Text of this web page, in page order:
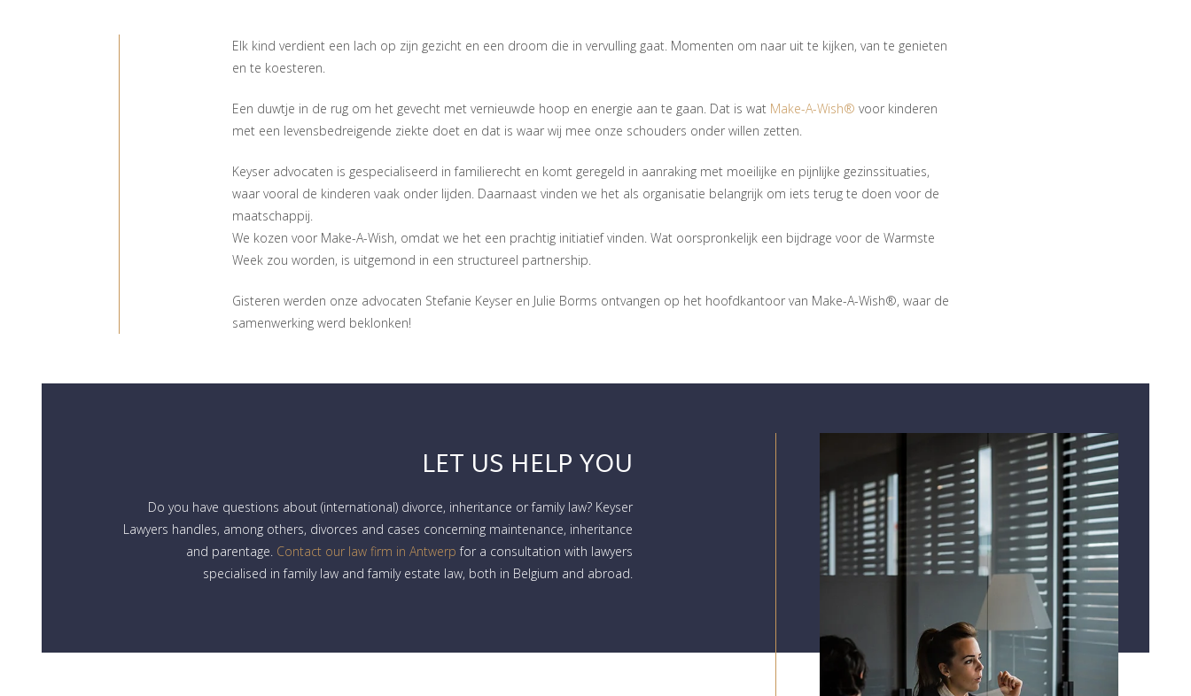
Elk kind verdient een lach op zijn gezicht en een droom die in vervulling gaat. Momenten om naar uit te kijken, van te genieten
en te koesteren.
Een duwtje in de rug om het gevecht met vernieuwde hoop en energie aan te gaan. Dat is wat Make-A-Wish® voor kinderen
met een levensbedreigende ziekte doet en dat is waar wij mee onze schouders onder willen zetten.
Keyser advocaten is gespecialiseerd in familierecht en komt geregeld in aanraking met moeilijke en pijnlijke gezinssituaties,
waar vooral de kinderen vaak onder lijden. Daarnaast vinden we het als organisatie belangrijk om iets terug te doen voor de
maatschappij.
We kozen voor Make-A-Wish, omdat we het een prachtig initiatief vinden. Wat oorspronkelijk een bijdrage voor de Warmste
Week zou worden, is uitgemond in een structureel partnership.
Gisteren werden onze advocaten Stefanie Keyser en Julie Borms ontvangen op het hoofdkantoor van Make-A-Wish®, waar de
samenwerking werd beklonken!
LET US HELP YOU
Do you have questions about (international) divorce, inheritance or family law? Keyser
Lawyers handles, among others, divorces and cases concerning maintenance, inheritance
and parentage. Contact our law firm in Antwerp for a consultation with lawyers
specialised in family law and family estate law, both in Belgium and abroad.